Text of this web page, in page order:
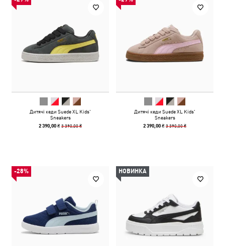
Дитячі кеди Suede XL Kids'
Sneakers
2 390,00 ₴3 390,00 ₴
Дитячі кеди Suede XL Kids'
Sneakers
2 390,00 ₴3 390,00 ₴
-28% НОВИНКА